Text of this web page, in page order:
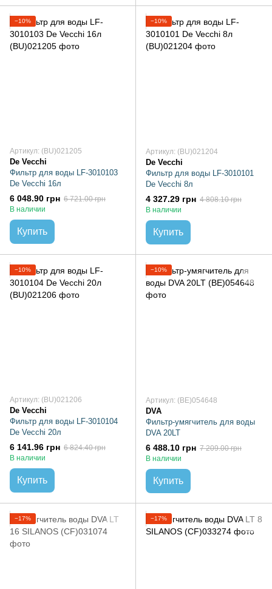
−10%
Артикул: (BU)021205
De Vecchi
Фильтр для воды LF-3010103
De Vecchi 16л
6 048.90 грн 6 721.00 грн
В наличии
Купить
−10%
Артикул: (BU)021204
De Vecchi
Фильтр для воды LF-3010101
De Vecchi 8л
4 327.29 грн 4 808.10 грн
В наличии
Купить
−10%
Артикул: (BU)021206
De Vecchi
Фильтр для воды LF-3010104
De Vecchi 20л
6 141.96 грн 6 824.40 грн
В наличии
Купить
−10%
Артикул: (BE)054648
DVA
Фильтр-умягчитель для воды
DVA 20LT
6 488.10 грн 7 209.00 грн
В наличии
Купить
−17% −17%